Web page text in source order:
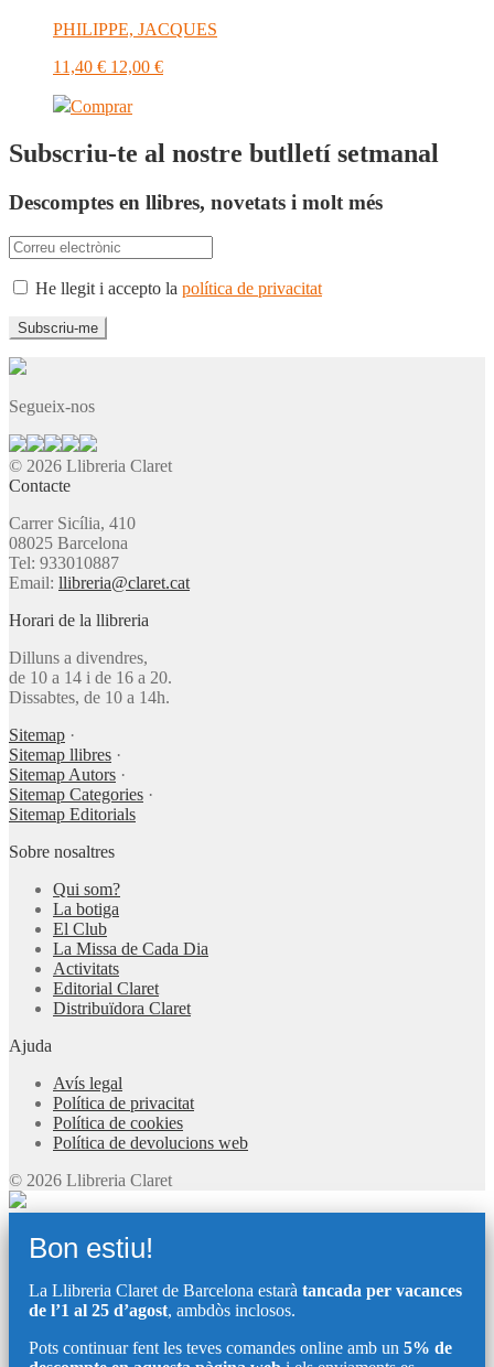
PHILIPPE, JACQUES
11,40 € 12,00 €
Comprar
Subscriu-te al nostre butlletí setmanal
Descomptes en llibres, novetats i molt més
He llegit i accepto la política de privacitat
Segueix-nos
© 2026 Llibreria Claret
Contacte
Carrer Sicília, 410
08025 Barcelona
Tel: 933010887
Email: llibreria@claret.cat
Horari de la llibreria
Dilluns a divendres,
de 10 a 14 i de 16 a 20.
Dissabtes, de 10 a 14h.
Sitemap ·
Sitemap llibres ·
Sitemap Autors ·
Sitemap Categories ·
Sitemap Editorials
Sobre nosaltres
Qui som?
La botiga
El Club
La Missa de Cada Dia
Activitats
Editorial Claret
Distribuïdora Claret
Ajuda
Avís legal
Política de privacitat
Política de cookies
Política de devolucions web
© 2026 Llibreria Claret
Bon estiu!
La Llibreria Claret de Barcelona estarà tancada per vacances
de l’1 al 25 d’agost, ambdòs inclosos.
Pots continuar fent les teves comandes online amb un 5% de